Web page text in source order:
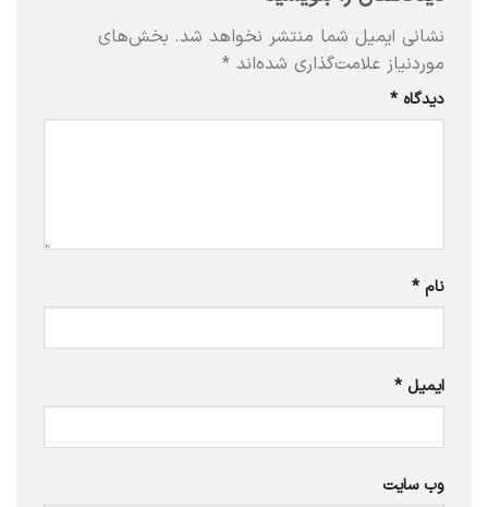
نشانی ایمیل شما منتشر نخواهد شد. بخش‌های
موردنیاز علامت‌گذاری شده‌اند *
دیدگاه *
نام *
ایمیل *
وب‌ سایت